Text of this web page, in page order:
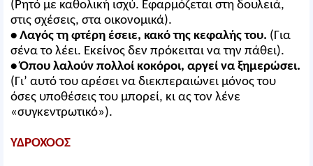
(Ρητό με καθολική ισχύ. Εφαρμόζεται στη δουλειά,
στις σχέσεις, στα οικονομικά).
• Λαγός τη φτέρη έσειε, κακό της κεφαλής του. (Για
σένα το λέει. Εκείνος δεν πρόκειται να την πάθει).
• Όπου λαλούν πολλοί κοκόροι, αργεί να ξημερώσει.
(Γι’ αυτό του αρέσει να διεκπεραιώνει μόνος του
όσες υποθέσεις του μπορεί, κι ας τον λένε
«συγκεντρωτικό»).
ΥΔΡΟΧΟΟΣ